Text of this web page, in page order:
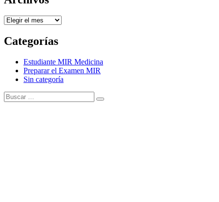
Archivos
Categorías
Estudiante MIR Medicina
Preparar el Examen MIR
Sin categoría
Buscar:
Buscar